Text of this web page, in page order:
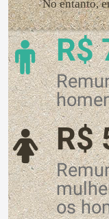
No entanto,
R$
R$
os